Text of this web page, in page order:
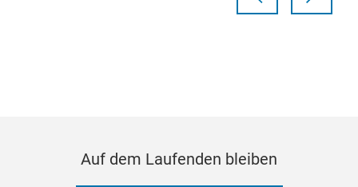
Auf dem Laufenden bleiben